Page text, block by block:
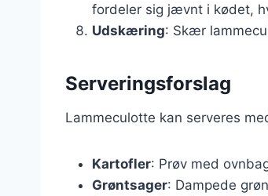
fordeler sig jævnt i kødet,
Udskæring: Skær
Serveringsforslag
Lammeculotte kan serveres
Kartofler: Prøv med
Grøntsager: Dampede